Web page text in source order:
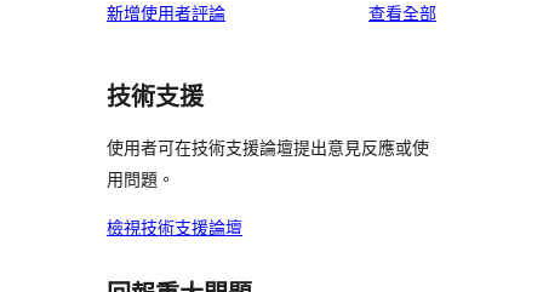
新增使用者評論 查看全部使
技術支援
使用者可在技術支援論壇提出意見反應或使
用問題。
檢視技術支援論壇